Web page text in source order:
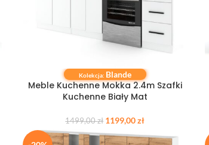
DODAJ DO KOSZYKA
Kolekcja: Blande
Meble Kuchenne Mokka 2.4m Szafki
Kuchenne Biały Mat
1499,00zł 1199,00zł